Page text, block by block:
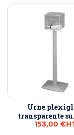
Urne
transparente
153,00 €